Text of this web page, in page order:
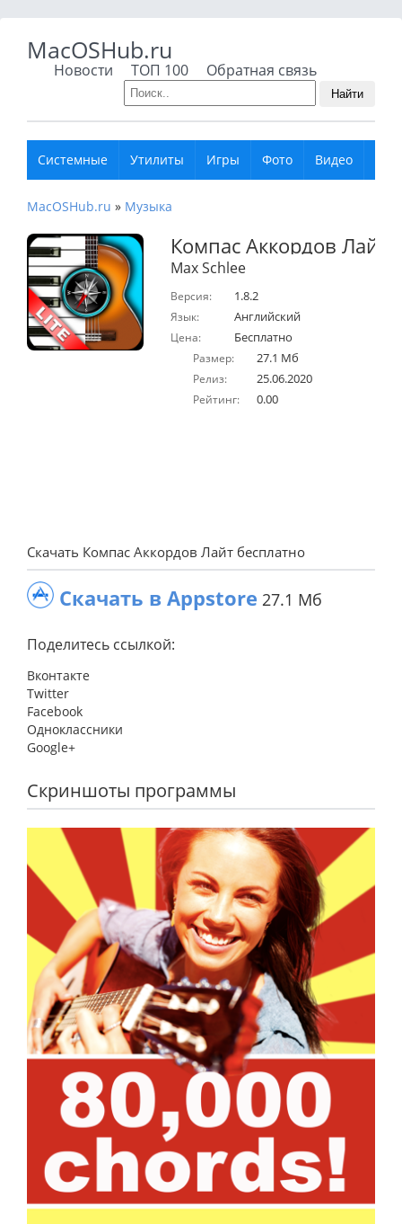
MacOSHub.ru
Новости ТОП 100 Обратная связь
Найти
Системные Утилиты Игры Фото Видео
MacOSHub.ru » Музыка
Компас Аккордов Лайт
Max Schlee
Версия: 1.8.2
Язык: Английский
Цена: Бесплатно
Размер: 27.1 Мб
Релиз: 25.06.2020
Рейтинг: 0.00
Скачать Компас Аккордов Лайт бесплатно
Скачать в Appstore 27.1 Мб
Поделитесь ссылкой:
Вконтакте
Twitter
Facebook
Одноклассники
Google+
Скриншоты программы